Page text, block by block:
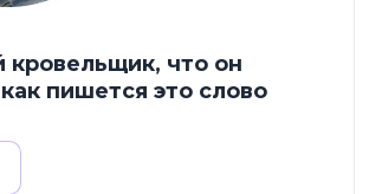
кровельщик, что он
пишется это слово